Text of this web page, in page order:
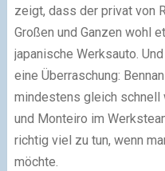
zeigt, dass der privat von
Großen und Ganzen wohl
japanische Werksauto.
eine Überraschung:
mindestens gleich schnell
und Monteiro im
richtig viel zu tun, wenn
möchte.